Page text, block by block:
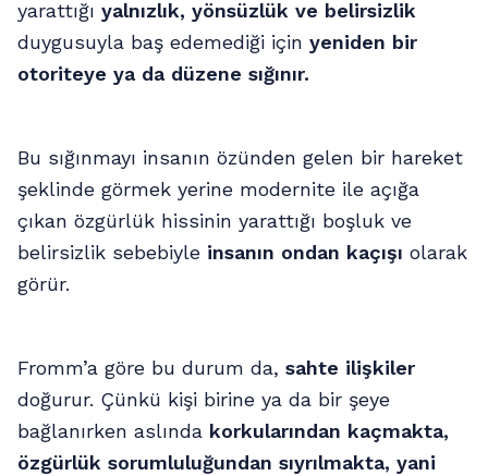
yarattığı yalnızlık, yönsüzlük ve belirsizlik
duygusuyla baş edemediği için yeniden bir
otoriteye ya da düzene sığınır.
Bu sığınmayı insanın özünden gelen bir hareket
şeklinde görmek yerine modernite ile açığa
çıkan özgürlük hissinin yarattığı boşluk ve
belirsizlik sebebiyle insanın ondan kaçışı olarak
görür.
Fromm’a göre bu durum da, sahte ilişkiler
doğurur. Çünkü kişi birine ya da bir şeye
bağlanırken aslında korkularından kaçmakta,
özgürlük sorumluluğundan sıyrılmakta, yani